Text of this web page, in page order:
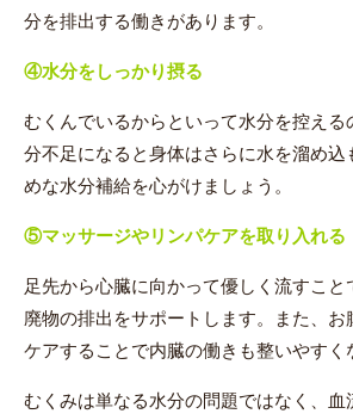
分を排出する働きがあります。
④水分をしっかり摂る
むくんでいるからといって水分を控える
分不足になると身体はさらに水を溜め込
めな水分補給を心がけましょう。
⑤マッサージやリンパケアを取り入れる
足先から心臓に向かって優しく流すこ
廃物の排出をサポートします。また、お
ケアすることで内臓の働きも整いやすく
むくみは単なる水分の問題ではなく、血